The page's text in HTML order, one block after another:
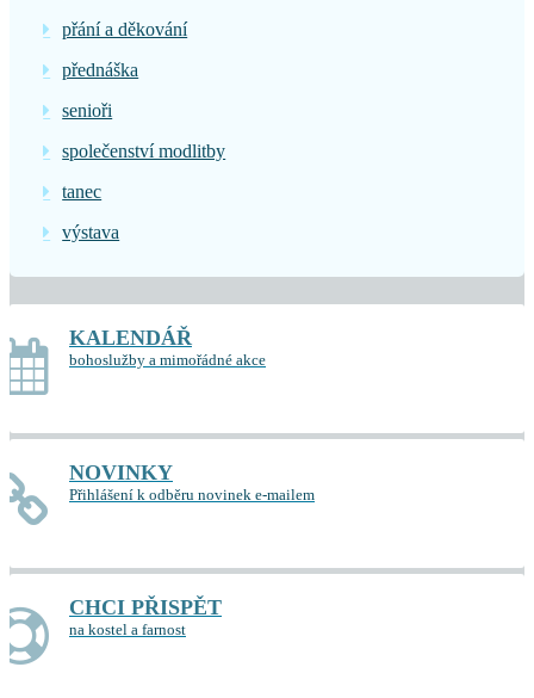
přání a děkování
přednáška
senioři
společenství modlitby
tanec
výstava
KALENDÁŘ
bohoslužby a mimořádné akce
NOVINKY
Přihlášení k odběru novinek e-mailem
CHCI PŘISPĚT
na kostel a farnost